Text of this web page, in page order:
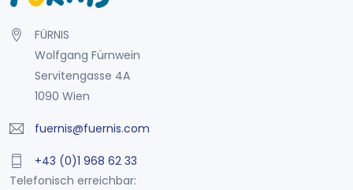
FÜRNIS
Wolfgang Fürnwein
Servitengasse 4A
1090 Wien
fuernis@fuernis.com
+43 (0)1 968 62 33
Telefonisch erreichbar: